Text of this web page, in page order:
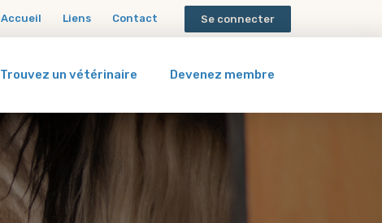
Accueil Liens Contact Se connecter
Trouvez un vétérinaire Devenez membre